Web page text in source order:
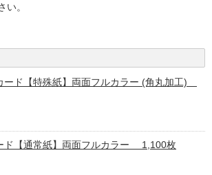
い。
ード【特殊紙】両面フルカラー (角丸加工)
ド【通常紙】両面フルカラー 1,100枚